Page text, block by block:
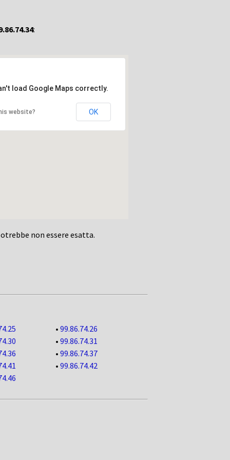
:
load Google Maps correctly.
website? OK
non essere esatta.
• 99.86.74.26
• 99.86.74.31
• 99.86.74.37
• 99.86.74.42